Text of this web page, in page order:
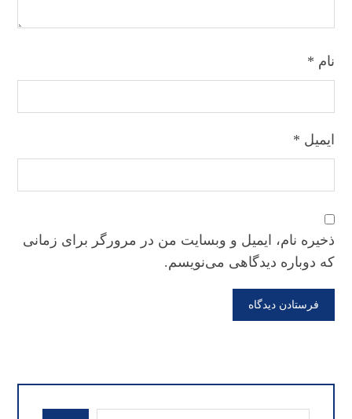
نام *
ایمیل *
ذخیره نام، ایمیل و وبسایت من در مرورگر برای زمانی
که دوباره دیدگاهی می‌نویسم.
فرستادن دیدگاه